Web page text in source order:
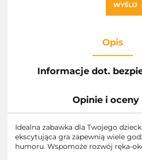
WYŚLIJ
Opis
Informacje dot.
Opinie i oceny
Idealna zabawka dla Twojego
ekscytująca gra zapewnią wiele
humoru. Wspomoże rozwój ręka-